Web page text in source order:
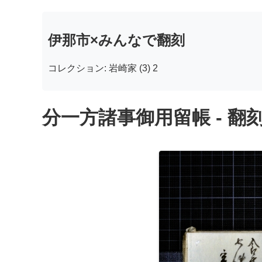
伊那市×みんなで翻刻
コレクション: 岩崎家 (3) 2
分一方諸事御用留帳 - 翻